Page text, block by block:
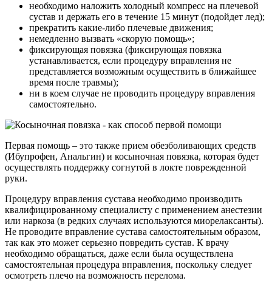
необходимо наложить холодный компресс на плечевой
сустав и держать его в течение 15 минут (подойдет лед);
прекратить какие-либо плечевые движения;
немедленно вызвать «скорую помощь»;
фиксирующая повязка (фиксирующая повязка
устанавливается, если процедуру вправления не
представляется возможным осуществить в ближайшее
время после травмы);
ни в коем случае не проводить процедуру вправления
самостоятельно.
Первая помощь – это также прием обезболивающих средств
(Ибупрофен, Анальгин) и косыночная повязка, которая будет
осуществлять поддержку согнутой в локте поврежденной
руки.
Процедуру вправления сустава необходимо производить
квалифицированному специалисту с применением анестезии
или наркоза (в редких случаях используются миорелаксанты).
Не проводите вправление сустава самостоятельным образом,
так как это может серьезно повредить сустав. К врачу
необходимо обращаться, даже если была осуществлена
самостоятельная процедура вправления, поскольку следует
осмотреть плечо на возможность перелома.